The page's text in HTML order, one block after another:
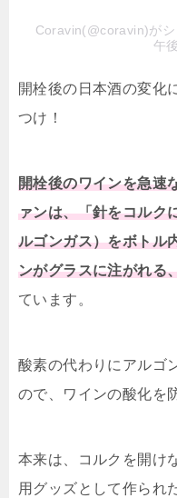
Coravin(@coravin)が
午
開栓後の日本酒の変化
つけ！
開栓後のワインを急速
ァンは、「針をコルク
ルゴンガス）をボトル
ンがグラスに注がれる
ています。
酸素の代わりにアルゴ
ので、ワインの酸化を
本来は、コルクを開け
用グッズとして作られ